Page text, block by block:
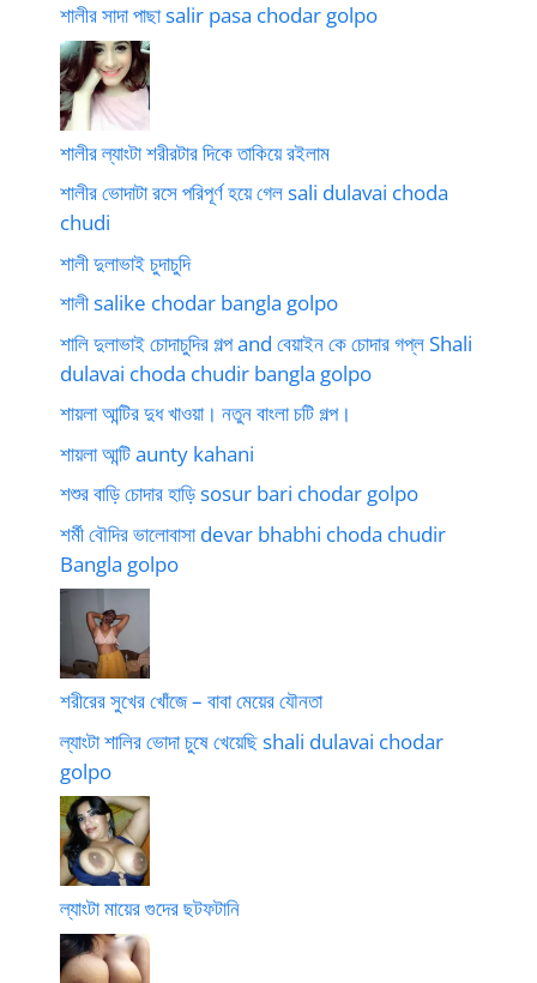
শালীর সাদা পাছা salir pasa chodar golpo
শালীর ল্যাংটা শরীরটার দিকে তাকিয়ে রইলাম
শালীর ভোদাটা রসে পরিপূর্ণ হয়ে গেল sali dulavai choda
chudi
শালী দুলাভাই চুদাচুদি
শালী salike chodar bangla golpo
শালি দুলাভাই চোদাচুদির গল্প and বেয়াইন কে চোদার গপ্ল Shali
dulavai choda chudir bangla golpo
শায়লা আন্টির দুধ খাওয়া। নতুন বাংলা চটি গল্প।
শায়লা আন্টি aunty kahani
শশুর বাড়ি চোদার হাড়ি sosur bari chodar golpo
শর্মী বৌদির ভালোবাসা devar bhabhi choda chudir
Bangla golpo
শরীরের সুখের খোঁজে – বাবা মেয়ের যৌনতা
ল্যাংটা শালির ভোদা চুষে খেয়েছি shali dulavai chodar
golpo
ল্যাংটা মায়ের গুদের ছটফটানি